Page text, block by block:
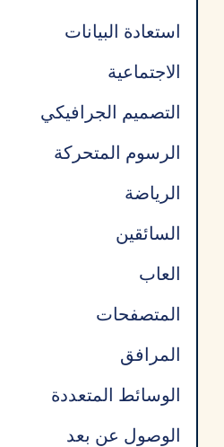
استعادة البيانات
الاجتماعية
التصميم الجرافيكي
الرسوم المتحركة
الرياضة
السائقين
العاب
المتصفحات
المرافق
الوسائط المتعددة
الوصول عن بعد